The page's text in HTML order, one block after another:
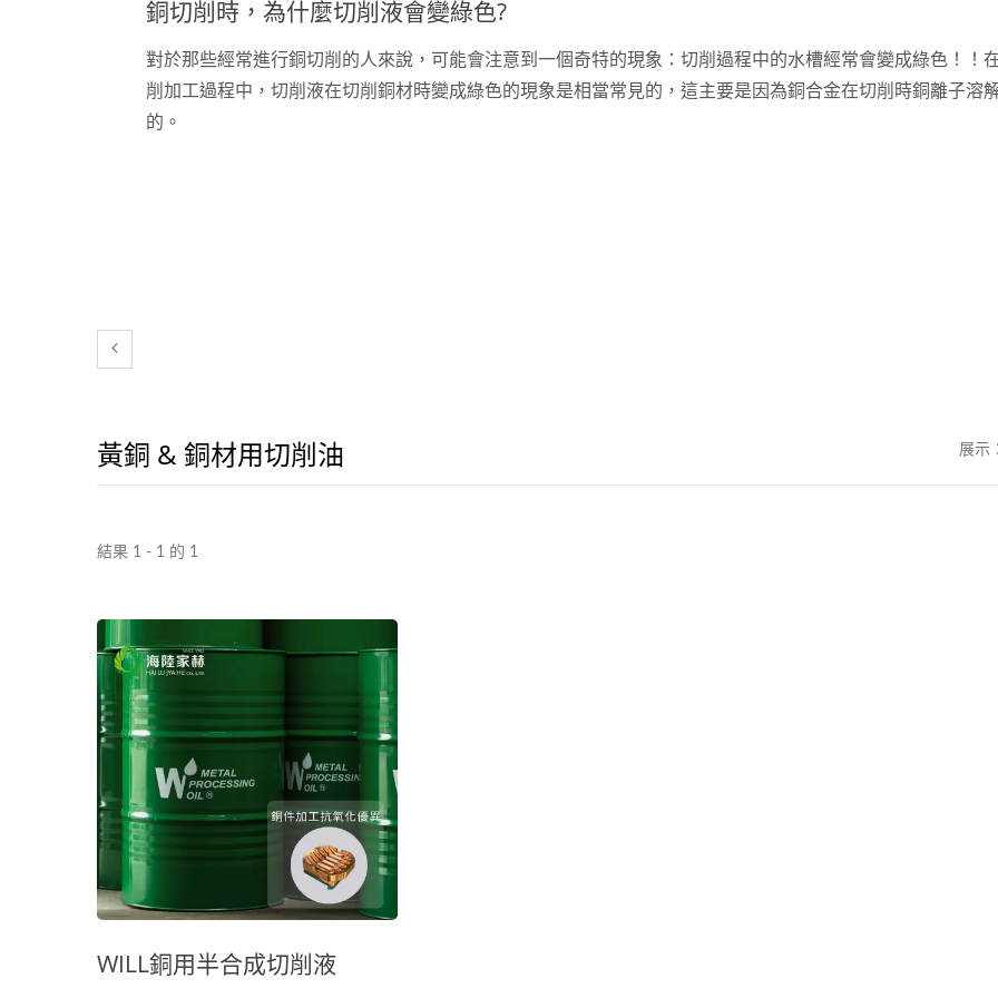
銅切削時，為什麼切削液會變綠色?
對於那些經常進行銅切削的人來說，可能會注意到一個奇特的現象：切削過程中的水槽經常會變成綠色！！
削加工過程中，切削液在切削銅材時變成綠色的現象是相當常見的，這主要是因為銅合金在切削時銅離子溶
的。
黃銅 & 銅材用切削油 展示：
結果 1 - 1 的 1
WILL銅用半合成切削液